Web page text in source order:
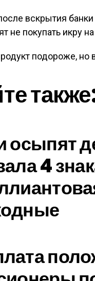
вскрытия
не покупать икру
подороже, но
осыпят
4